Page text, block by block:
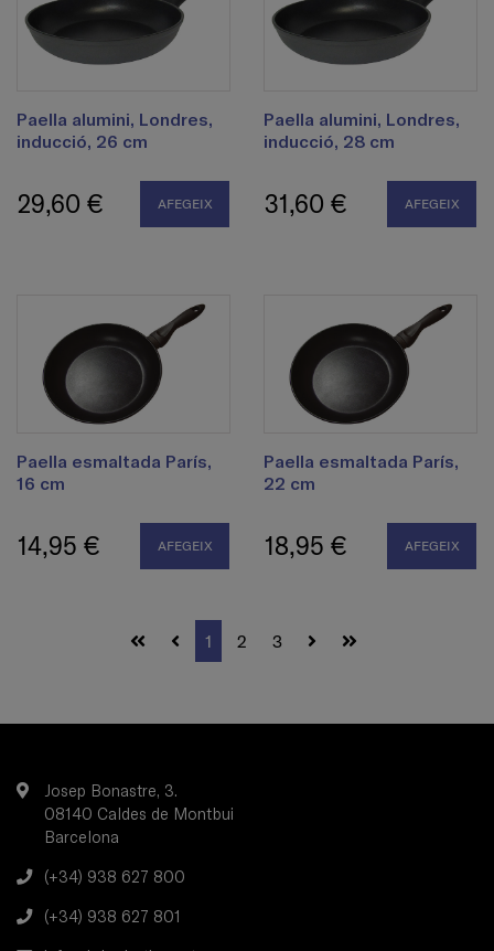
Paella alumini, Londres,
inducció, 26 cm
29,60 € AFEGEIX
Paella alumini, Londres,
inducció, 28 cm
31,60 € AFEGEIX
Paella esmaltada París,
16 cm
14,95 € AFEGEIX
Paella esmaltada París,
22 cm
18,95 € AFEGEIX
1 2 3
Josep Bonastre, 3.
08140 Caldes de Montbui
Barcelona
(+34) 938 627 800
(+34) 938 627 801